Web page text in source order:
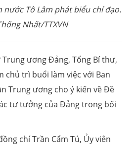
nước Tô Lâm phát biểu chỉ đạo.
Nhất/TTXVN
Trung ương Đảng, Tổng Bí thư,
chủ trì buổi làm việc với Ban
Trung ương cho ý kiến về Đề
tư tưởng của Đảng trong bối
chí Trần Cẩm Tú, Ủy viên